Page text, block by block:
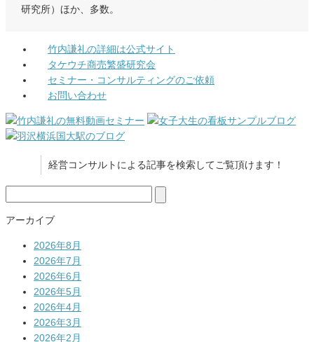
研究所）ほか、多数。
竹内謙礼の詳細は公式サイト
タケウチ商売繁盛研究会
セミナー・コンサルティングのご依頼
お問い合わせ
経営コンサルトによる記事を検索してご覧頂けます！
アーカイブ
2026年8月
2026年7月
2026年6月
2026年5月
2026年4月
2026年3月
2026年2月